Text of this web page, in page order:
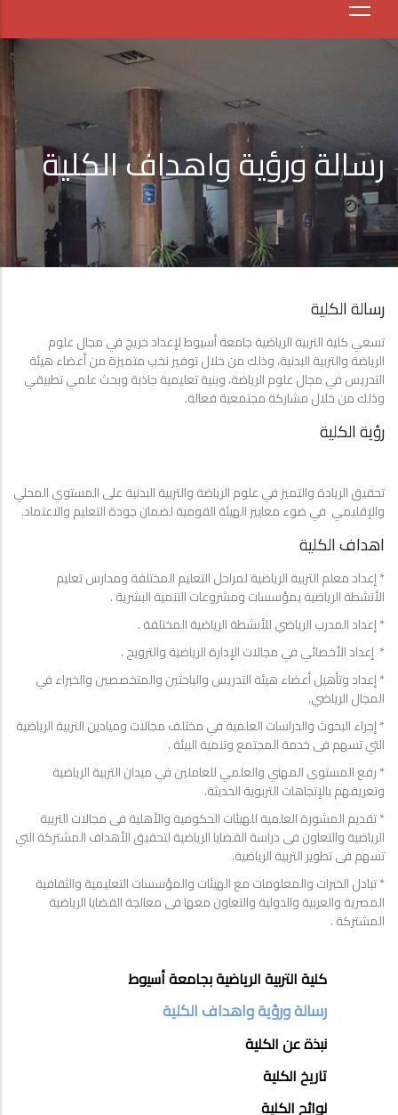
رسالة ورؤية واهداف الكلية
رسالة الكلية
تسعي كلية التربية الرياضية جامعة أسيوط لإعداد خريج في مجال علوم
الرياضة والتربية البدنية، وذلك من خلال توفير نخب متميزة من أعضاء هيئة
التدريس في مجال علوم الرياضة، وبنية تعليمية جاذبة وبحث علمي تطبيقي
وذلك من خلال مشاركة مجتمعية فعالة.
رؤية الكلية
تحقيق الريادة والتميز في علوم الرياضة والتربية البدنية على المستوي المحلي
والإقليمي في ضوء معايير الهيئة القومية لضمان جودة التعليم والاعتماد.
اهداف الكلية
* إعداد معلم التربية الرياضية لمراحل التعليم المختلفة ومدارس تعليم
الأنشطة الرياضية بمؤسسات ومشروعات التنمية البشرية .
* إعداد المدرب الرياضي للأنشطة الرياضية المختلفة .
* إعداد الأخصائي في مجالات الإدارة الرياضية والترويح .
* إعداد وتأهيل أعضاء هيئة التدريس والباحثين والمتخصصين والخبراء في
المجال الرياضي.
* إجراء البحوث والدراسات العلمية في مختلف مجالات وميادين التربية الرياضية
التي تسهم فى خدمة المجتمع وتنمية البيئة .
* رفع المستوى المهني والعلمي للعاملين في ميدان التربية الرياضية
وتعريفهم بالإتجاهات التربوية الحديثة.
* تقديم المشورة العلمية للهيئات الحكومية والأهلية فى مجالات التربية
الرياضية والتعاون فى دراسة القضايا الرياضية لتحقيق الأهداف المشتركة التي
تسهم فى تطوير التربية الرياضية.
* تبادل الخبرات والمعلومات مع الهيئات والمؤسسات التعليمية والثقافية
المصرية والعربية والدولية والتعاون معها فى معالجة القضايا الرياضية
المشتركة .
FACULTY
ENGINEERING
كلية التربية الرياضية بجامعة أسيوط
رسالة ورؤية واهداف الكلية
نبذة عن الكلية
تاريخ الكلية
لوائح الكلية